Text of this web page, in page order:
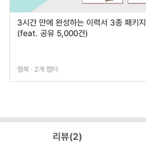
3시간 만에 완성하는 이력서 3종 패키지
(feat. 공유 5,000건)
웹북 · 2개 챕터
리뷰(2)